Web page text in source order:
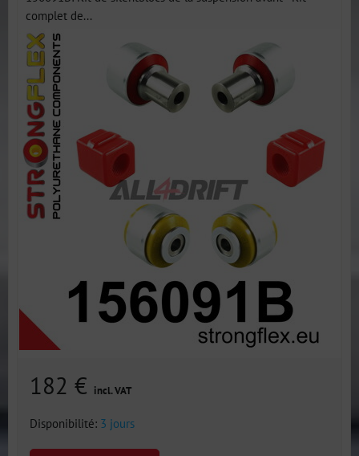
complet de...
182 € incl. VAT
Disponibilité: 3 jours